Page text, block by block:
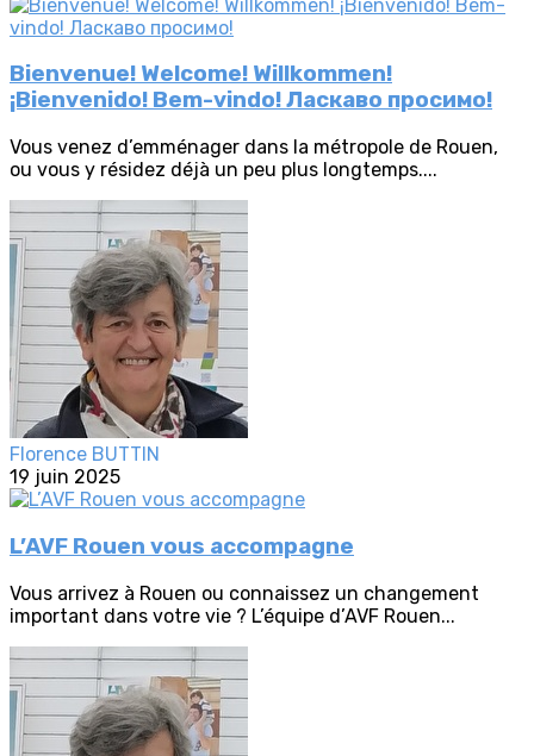
Bienvenue! Welcome! Willkommen!
¡Bienvenido! Bem-vindo! Ласкаво просимо!
Vous venez d’emménager dans la métropole de Rouen,
ou vous y résidez déjà un peu plus longtemps....
Florence BUTTIN
19 juin 2025
L’AVF Rouen vous accompagne
Vous arrivez à Rouen ou connaissez un changement
important dans votre vie ? L’équipe d’AVF Rouen...